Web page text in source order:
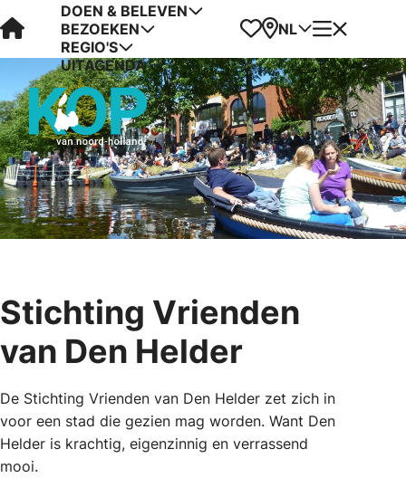
Visit Kop van Holland
DOEN & BELEVEN
BEZOEKEN
REGIO'S
UITAGENDA
Favorieten
Kaart
NL Menu
Stichting Vrienden
van Den Helder
De Stichting Vrienden van Den Helder zet zich in
voor een stad die gezien mag worden. Want Den
Helder is krachtig, eigenzinnig en verrassend
mooi.